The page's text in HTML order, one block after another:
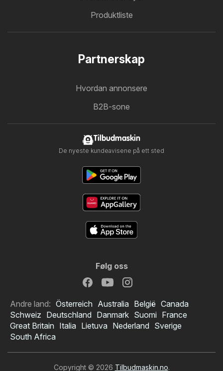
Produktliste
Partnerskap
Hvordan annonsere
B2B-sone
Tilbudmaskin
De nyeste kundeavisene på ett sted
Følg oss
Andre land: Österreich Australia België Canada
Schweiz Deutschland Danmark Suomi France
Great Britain Italia Lietuva Nederland Sverige
South Africa
Copyright © 2026 Tilbudmaskin.no.